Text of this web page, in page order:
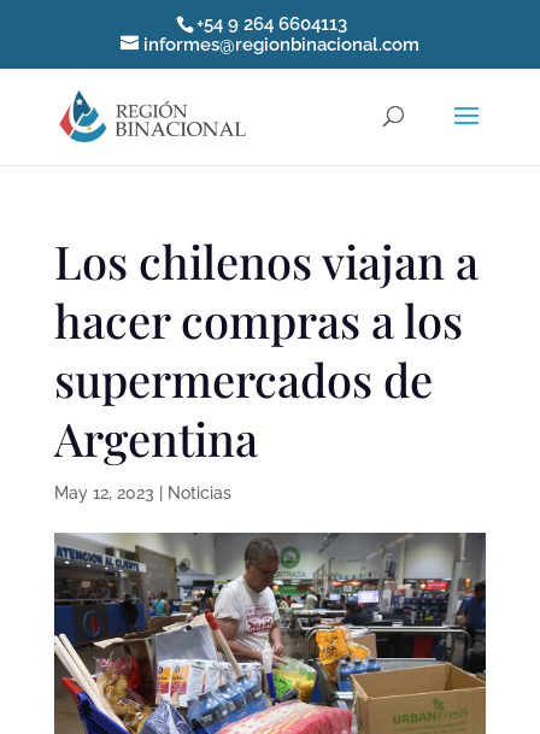
+54 9 264 6604113
informes@regionbinacional.com
Los chilenos viajan a
hacer compras a los
supermercados de
Argentina
May 12, 2023 Noticias